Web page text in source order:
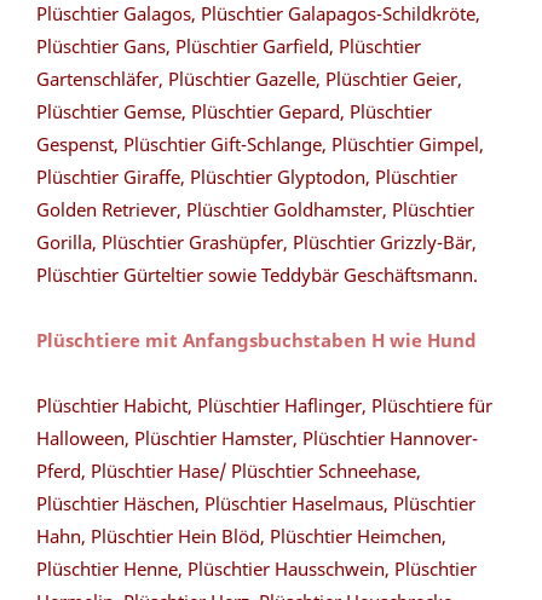
Plüschtier Galagos, Plüschtier Galapagos-Schildkröte,
Plüschtier Gans, Plüschtier Garfield, Plüschtier
Gartenschläfer, Plüschtier Gazelle, Plüschtier Geier,
Plüschtier Gemse, Plüschtier Gepard, Plüschtier
Gespenst, Plüschtier Gift-Schlange, Plüschtier Gimpel,
Plüschtier Giraffe, Plüschtier Glyptodon, Plüschtier
Golden Retriever, Plüschtier Goldhamster, Plüschtier
Gorilla, Plüschtier Grashüpfer, Plüschtier Grizzly-Bär,
Plüschtier Gürteltier sowie Teddybär Geschäftsmann.
Plüschtiere mit Anfangsbuchstaben H wie Hund
Plüschtier Habicht, Plüschtier Haflinger, Plüschtiere für
Halloween, Plüschtier Hamster, Plüschtier Hannover-
Pferd, Plüschtier Hase/ Plüschtier Schneehase,
Plüschtier Häschen, Plüschtier Haselmaus, Plüschtier
Hahn, Plüschtier Hein Blöd, Plüschtier Heimchen,
Plüschtier Henne, Plüschtier Hausschwein, Plüschtier